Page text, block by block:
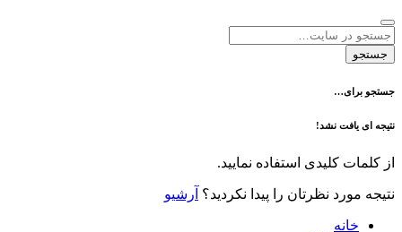
نشد!
کلیدی استفاده نمایید.
نظرتان را پیدا نکردید؟ آرشیو